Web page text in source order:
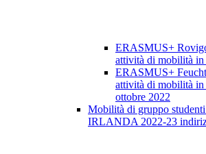
ERASMUS+
attività di mobilità in
ERASMUS+
attività di mobilità in
ottobre 2022
Mobilità di gruppo
IRLANDA 2022-23